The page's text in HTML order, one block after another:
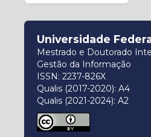
Universidade
Mestrado e Doutorado
Gestão da Informação
ISSN: 2237-826X
Qualis (2017-2020): A4
Qualis (2021-2024): A2